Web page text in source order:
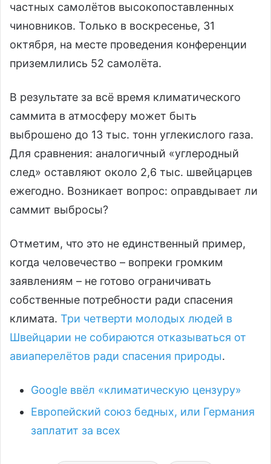
частных самолётов высокопоставленных
чиновников. Только в воскресенье, 31
октября, на месте проведения конференции
приземлились 52 самолёта.
В результате за всё время климатического
саммита в атмосферу может быть
выброшено до 13 тыс. тонн углекислого газа.
Для сравнения: аналогичный «углеродный
след» оставляют около 2,6 тыс. швейцарцев
ежегодно. Возникает вопрос: оправдывает ли
саммит выбросы?
Отметим, что это не единственный пример,
когда человечество – вопреки громким
заявлениям – не готово ограничивать
собственные потребности ради спасения
климата. Три четверти молодых людей в
Швейцарии не собираются отказываться от
авиаперелётов ради спасения природы.
Google ввёл «климатическую цензуру»
Европейский союз бедных, или Германия
заплатит за всех